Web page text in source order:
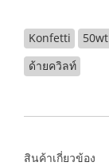
Konfetti 50wt
ด้ายควิลท์
สินค้าเกี่ยวข้อง